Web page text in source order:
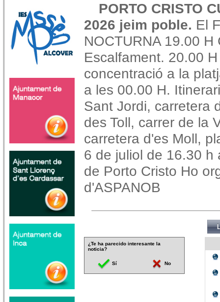
PORTO CRISTO
2026 jeim poble. El
NOCTURNA 19.00
Escalfament. 20.00
concentració a la
a les 00.00 H.
Sant Jordi, carretera
des Toll, carrer de la
carretera d'es Moll,
6 de juliol de 16.30
de Porto Cristo Ho
d'ASPANOB
¿Te ha parecido interesante la
noticia?
Sí No